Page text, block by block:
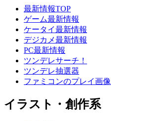
最新情報TOP
ゲーム最新情報
ケータイ最新情報
デジカメ最新情報
PC最新情報
ツンデレサーチ！
ツンデレ抽選器
ファミコンのプレイ画像
イラスト・創作系